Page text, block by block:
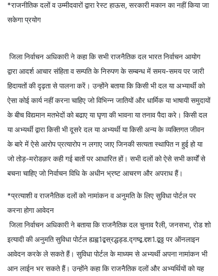
*राजनीतिक दलों व उम्मीदवारों द्वारा रेस्ट हाऊस, सरकारी मकान का नहीं किया जा
सकेगा प्रयोग
जिला निर्वाचन अधिकारी ने कहा कि सभी राजनैतिक दल भारत निर्वाचन आयोग
द्वारा आदर्श आचार संहिता व सम्पति के निरुपण के सम्बन्ध में समय-समय पर जारी
हिदायतों की दृढ़ता से पालना करें। उन्होंने बताया कि किसी भी दल या अभ्यार्थी को
ऐसा कोई कार्य नहीं करना चाहिए जो विभिन्न जातियों और धार्मिक या भाषायी समुदायों
के बीच विद्यमान मतभेदों को बढाए या घृणा की भावना या तनाव पैदा करे। किसी दल
या अभ्यर्थी द्वारा किसी भी दूसरे दल या अभ्यर्थी या किसी अन्य के व्यक्तिगत जीवन
के बारे में ऐसे आरोप प्रत्यारोप न लगाए जाए जिनकी सत्यता स्थापित न हुई हो या
जो तोड़-मरोडक़र कही गई बातों पर आधारित हों। सभी दलों को ऐसे सभी कार्यों से
बचना चाहिए जो निर्वाचन विधि के अधीन भ्रष्ट आचरण और अपराध हैं।
*प्रत्याशी व राजनैतिक दलों को नामांकन व अनुमति के लिए सुविधा पोर्टल पर
करना होगा आवेदन
जिला निर्वाचन अधिकारी ने बताया कि राजनैतिक दल चुनाव रैली, जनसभा, रोड शो
इत्यादी की अनुमति सुविधा पोर्टल ह्यह्व1द्बस्रद्धड्ड.द्गष्द्ब.द्दश1.द्बठ्ठ पर ऑनलाइन
आवेदन करके ले सकते हैं। सुविधा पोर्टल के माध्यम से अभ्यर्थी अपना नामांकन भी
आन लाईन भर सकते हैं। उन्होंने कहा कि राजनैतिक दलों और अभ्यर्थियों को यह